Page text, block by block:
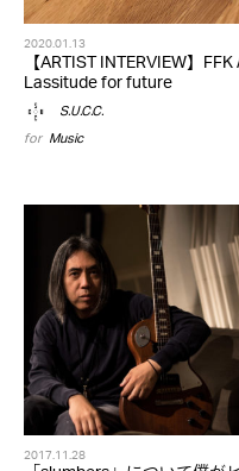
2020.01.13
【ARTIST INTERVIEW】
Lassitude for future
S.U.C.C.
for Music
2017.11.28